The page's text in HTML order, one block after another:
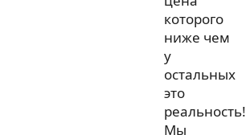
которого
ниже чем
у
остальных
это
реальность!
Мы